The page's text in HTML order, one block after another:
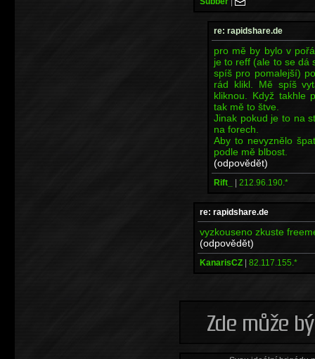
re: rapidshare.de
pro mě by bylo v
je to reff (ale to se dá
spíš pro pomalejší)
rád klikl. Mě spíš
kliknou. Když takhle
tak mě to štve.
Jinak pokud je to na
na forech.
Aby to nevyznělo
podle mě blbost.
(odpovědět)
Rift_ | 212.96.190.*
re: rapidshare.de
vyzkouseno zkuste
(odpovědět)
KanarisCZ | 82.117.155.*